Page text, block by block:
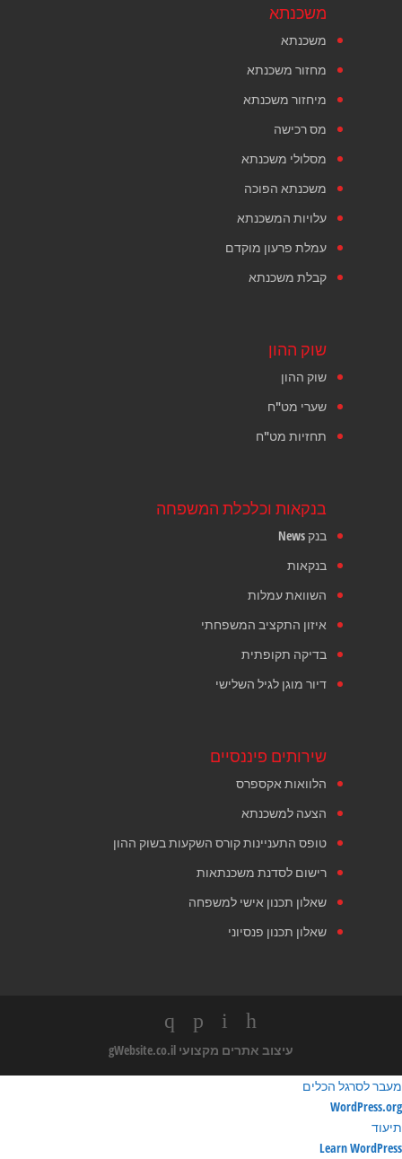
משכנתא
משכנתא
מחזור משכנתא
מיחזור משכנתא
מס רכישה
מסלולי משכנתא
משכנתא הפוכה
עלויות המשכנתא
עמלת פרעון מוקדם
קבלת משכנתא
שוק ההון
שוק ההון
שערי מט"ח
תחזיות מט"ח
בנקאות וכלכלת המשפחה
בנק News
בנקאות
השוואת עמלות
איזון התקציב המשפחתי
בדיקה תקופתית
דיור מוגן לגיל השלישי
שירותים פיננסיים
הלוואות אקספרס
הצעה למשכנתא
טופס התעניינות קורס השקעות בשוק ההון
רישום לסדנת משכנתאות
שאלון תכנון אישי למשפחה
שאלון תכנון פנסיוני
עיצוב אתרים מקצועי
מעבר לסרגל הכלים
אודות
וורדפרס
WordPress.org
תיעוד
Learn WordPress